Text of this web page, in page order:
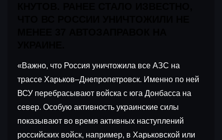
«Важно, что Россия уничтожила все АЗС на
трассе Харьков–Днепропетровск. Именно по ней
ВСУ перебрасывают войска с юга Донбасса на
север. Особую активность украинские силы
показывают во время активных наступлений
российских войск, например, в Харьковской или